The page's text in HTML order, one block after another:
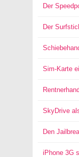
Der
Der
Sim-Karte
SkyDrive
Den
iPhone 3G